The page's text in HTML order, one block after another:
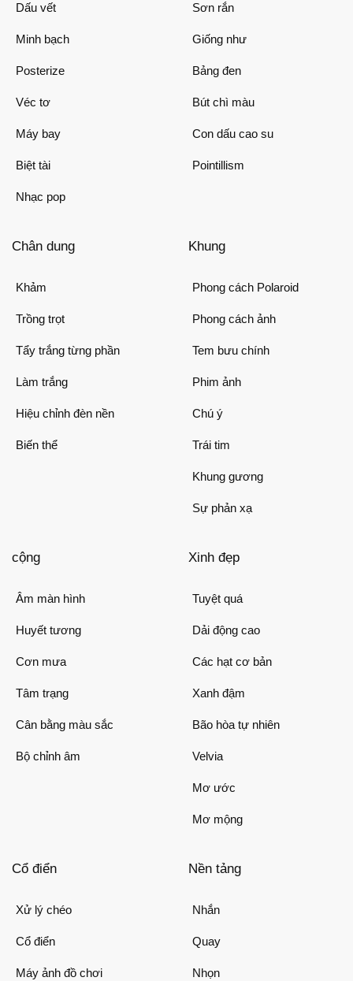
Dấu vết
Minh bạch
Posterize
Véc tơ
Máy bay
Biệt tài
Nhạc pop
Sơn rắn
Giống như
Bảng đen
Bút chì màu
Con dấu cao su
Pointillism
Chân dung
Khảm
Trồng trọt
Tẩy trắng từng phần
Làm trắng
Hiệu chỉnh đèn nền
Biến thể
Khung
Phong cách Polaroid
Phong cách ảnh
Tem bưu chính
Phim ảnh
Chú ý
Trái tim
Khung gương
Sự phản xạ
cộng
Âm màn hình
Huyết tương
Cơn mưa
Tâm trạng
Cân bằng màu sắc
Bộ chỉnh âm
Xinh đẹp
Tuyệt quá
Dải động cao
Các hạt cơ bản
Xanh đậm
Bão hòa tự nhiên
Velvia
Mơ ước
Mơ mộng
Cổ điển
Xử lý chéo
Cổ điển
Máy ảnh đồ chơi
Nền tảng
Nhắn
Quay
Nhọn